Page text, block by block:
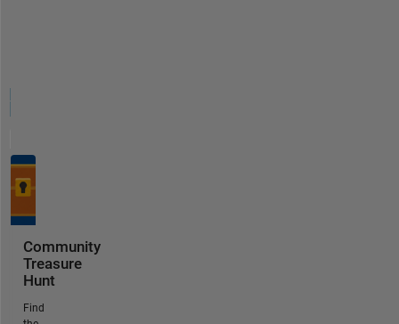
Community
Treasure
Hunt
Find